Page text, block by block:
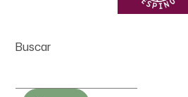
Buscar